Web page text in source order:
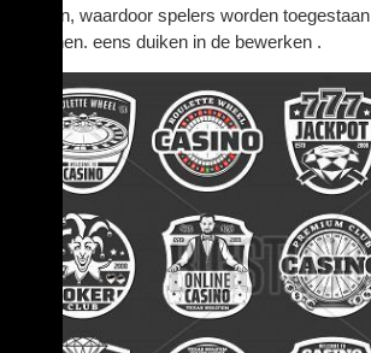
gedaan, waardoor spelers worden
beginnen. eens duiken in de bewerken .